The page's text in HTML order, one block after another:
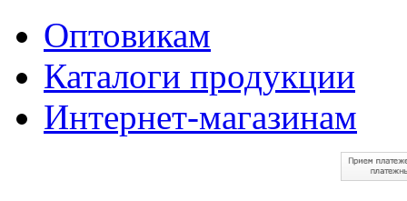
Оптовикам
Каталоги продукции
Интернет-магазинам